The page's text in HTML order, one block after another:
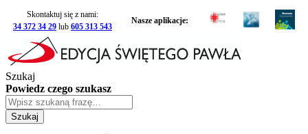
Skontaktuj się z nami:
34 372 34 29 lub 605 313 543
Nasze aplikacje:
Szukaj
Powiedz czego szukasz
Szukaj